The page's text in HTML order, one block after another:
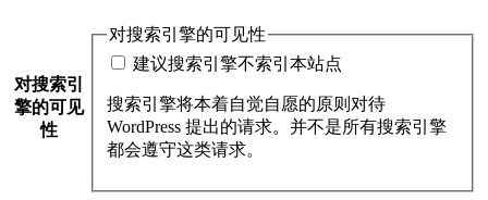
对搜索引
擎的可见
性
对搜索引擎的可见性
建议搜索引擎不索引本站点
搜索引擎将本着自觉自愿的原则对待
WordPress 提出的请求。并不是所有搜索引擎
都会遵守这类请求。